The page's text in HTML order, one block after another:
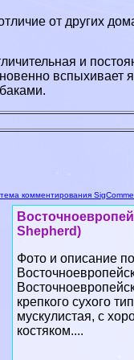
от других
и
вспыхивает
комментирования
Shepherd)
Фото и описание
крепкого сухого
мускулистая, с
костяком....